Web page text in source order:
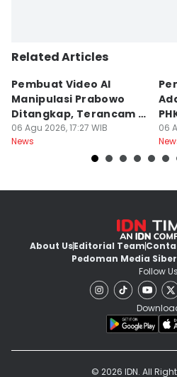
Related Articles
Pembuat Video AI
Manipulasi Prabowo
Ditangkap, Terancam 12
Tahun Bui
06 Agu 2026, 17:27 WIB
News
06
About UsEditorial Team
Pedoman Media Siber
Follow Us
© 2026 IDN. All